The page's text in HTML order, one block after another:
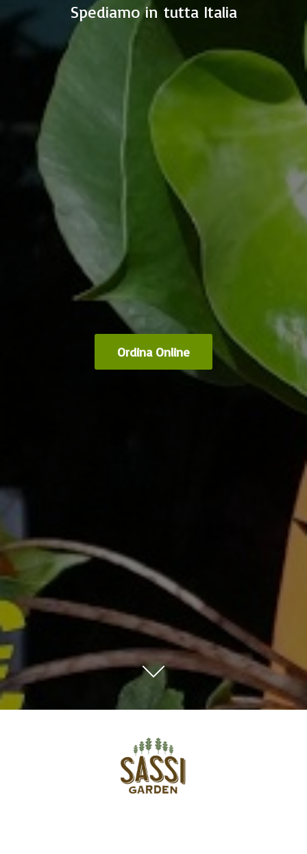
Spediamo in tutta Italia
Ordina Online